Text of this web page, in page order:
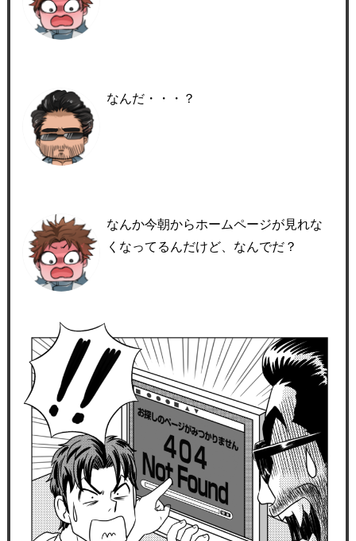
なんだ・・・？
なんか今朝からホームページが見れな
くなってるんだけど、なんでだ？